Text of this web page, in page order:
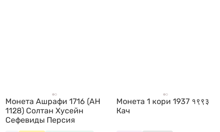
Монета Ашрафи 1716 (AH
1128) Солтан Хусейн
Сефевиды Персия
Монета 1 кори 1937 १९९३
Кач